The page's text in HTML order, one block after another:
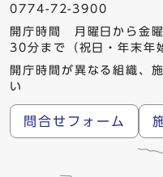
0774-72-3900
開庁時間 月曜日から金
30分まで（祝日・年末年
開庁時間が異なる組織、
い
問合せフォーム